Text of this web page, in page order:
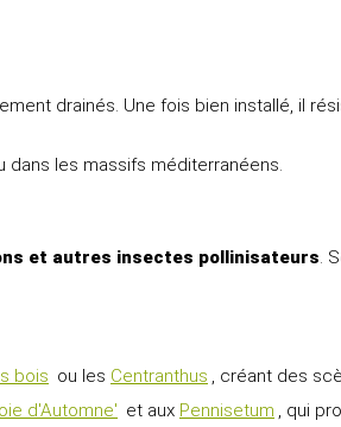
drainés. Une fois bien installé, il
les massifs méditerranéens.
et autres insectes pollinisateurs.
bois ou les Centranthus , créant des
d'Automne' et aux Pennisetum , qui